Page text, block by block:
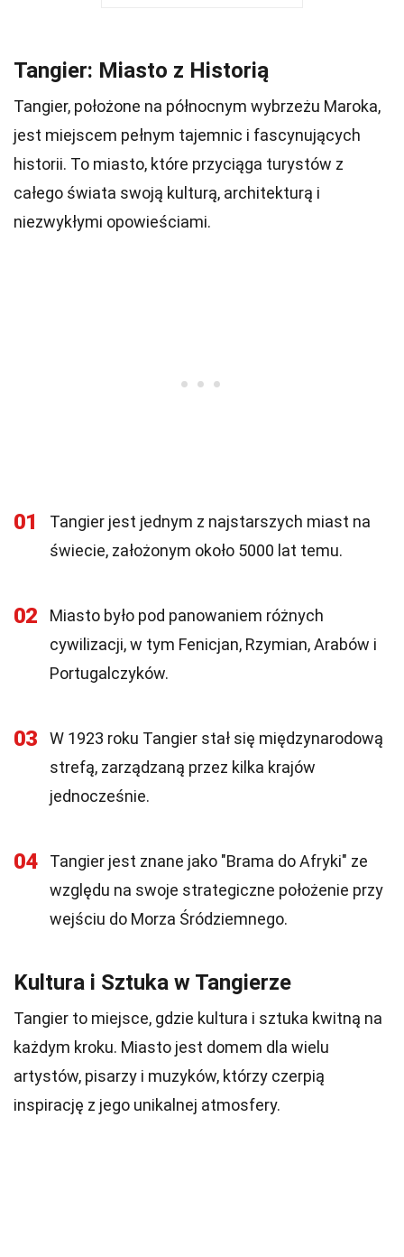
Tangier: Miasto z Historią
Tangier, położone na północnym wybrzeżu Maroka,
jest miejscem pełnym tajemnic i fascynujących
historii. To miasto, które przyciąga turystów z
całego świata swoją kulturą, architekturą i
niezwykłymi opowieściami.
01
Tangier jest jednym z najstarszych miast na
świecie, założonym około 5000 lat temu.
02
Miasto było pod panowaniem różnych
cywilizacji, w tym Fenicjan, Rzymian, Arabów i
Portugalczyków.
03
W 1923 roku Tangier stał się międzynarodową
strefą, zarządzaną przez kilka krajów
jednocześnie.
04
Tangier jest znane jako "Brama do Afryki" ze
względu na swoje strategiczne położenie przy
wejściu do Morza Śródziemnego.
Kultura i Sztuka w Tangierze
Tangier to miejsce, gdzie kultura i sztuka kwitną na
każdym kroku. Miasto jest domem dla wielu
artystów, pisarzy i muzyków, którzy czerpią
inspirację z jego unikalnej atmosfery.